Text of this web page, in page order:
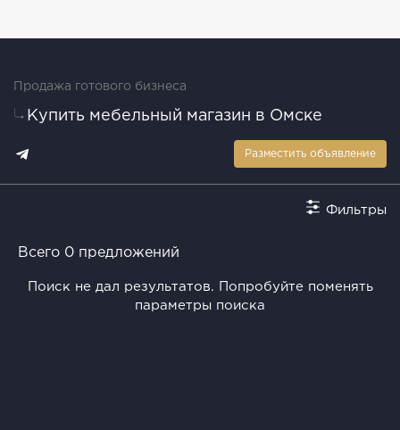
Продажа готового бизнеса
Купить мебельный магазин в Омске
Разместить объявление
Фильтры
Всего 0 предложений
Поиск не дал результатов. Попробуйте поменять
параметры поиска